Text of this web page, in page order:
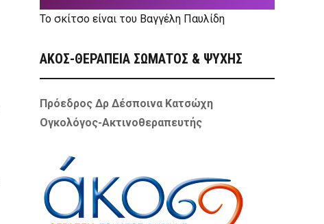
Το σκίτσο είναι του Βαγγέλη Παυλίδη
ΑΚΟΣ-ΘΕΡΑΠΕΙΑ ΣΩΜΑΤΟΣ & ΨΥΧΗΣ
Πρόεδρος Δρ Δέσποινα Κατσώχη
Ογκολόγος-Ακτινοθεραπευτής